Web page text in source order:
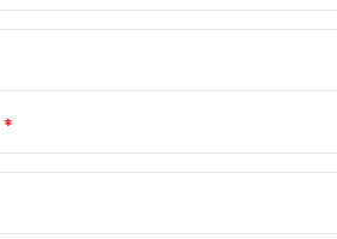
*